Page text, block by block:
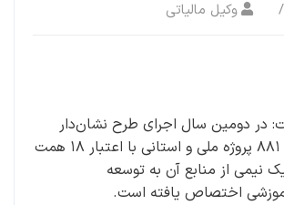
وکیل مالیاتی
در دومین سال اجرای طرح نشان‌دار
کردن مالیات‌ها، ۸۸۱ پروژه ملی و استانی با اعتبار ۱۸ همت
نیمی از منابع آن به توسعه
اختصاص یافته است.